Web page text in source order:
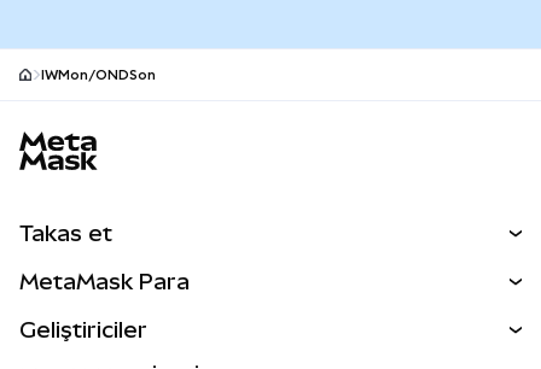
IWMon/ONDSon
Takas et
Perps
MetaMask Para
Geliştiriciler